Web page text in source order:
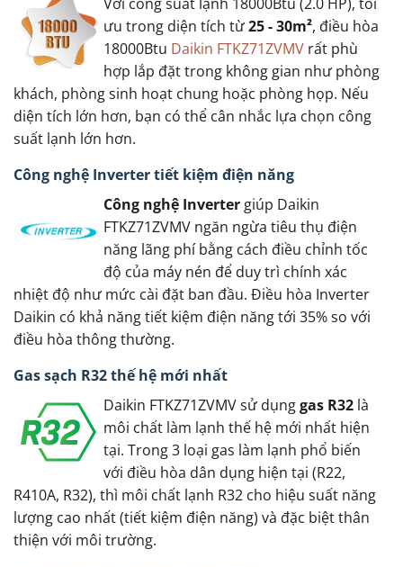
ưu trong diện tích từ25 - 30m², điều hòa
18000Btu Daikin FTKZ71ZVMV rất phù
hợp lắp đặt trong không gian như phòng
khách, phòng sinh hoạt chung hoặc phòng họp. Nếu
diện tích lớn hơn, bạn có thể cân nhắc lựa chọn công
suất lạnh lớn hơn.
Công nghệ Inverter tiết kiệm điện năng
Công nghệ Inverter giúp Daikin
FTKZ71ZVMV ngăn ngừa tiêu thụ điện
năng lãng phí bằng cách điều chỉnh tốc
độ của máy nén để duy trì chính xác
nhiệt độ như mức cài đặt ban đầu. Điều hòa Inverter
Daikin có khả năng tiết kiệm điện năng tới 35% so với
điều hòa thông thường.
Gas sạch R32 thế hệ mới nhất
Daikin FTKZ71ZVMV sử dụnggas R32 là
môi chất làm lạnh thế hệ mới nhất hiện
tại. Trong 3 loại gas làm lạnh phổ biến
với điều hòa dân dụng hiện tại (R22,
R410A, R32), thì môi chất lạnh R32 cho hiệu suất năng
lượng cao nhất (tiết kiệm điện năng) và đặc biệt thân
thiện với môi trường.